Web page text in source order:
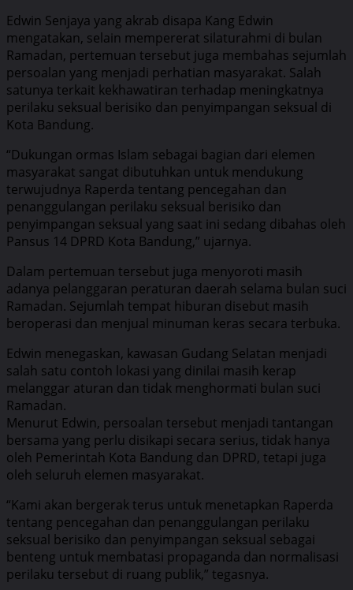
Edwin Senjaya yang akrab disapa Kang Edwin
mengatakan, selain mempererat silaturahmi di bulan
Ramadan, pertemuan tersebut juga membahas sejumlah
persoalan yang menjadi perhatian masyarakat. Salah
satunya terkait kekhawatiran terhadap meningkatnya
perilaku seksual berisiko dan penyimpangan seksual di
Kota Bandung.
“Dukungan ormas Islam sebagai bagian dari elemen
masyarakat sangat dibutuhkan untuk mendukung
terwujudnya Raperda tentang pencegahan dan
penanggulangan perilaku seksual berisiko dan
penyimpangan seksual yang saat ini sedang dibahas oleh
Pansus 14 DPRD Kota Bandung,” ujarnya.
Dalam pertemuan tersebut juga menyoroti masih
adanya pelanggaran peraturan daerah selama bulan suci
Ramadan. Sejumlah tempat hiburan disebut masih
beroperasi dan menjual minuman keras secara terbuka.
Edwin menegaskan, kawasan Gudang Selatan menjadi
salah satu contoh lokasi yang dinilai masih kerap
melanggar aturan dan tidak menghormati bulan suci
Ramadan.
Menurut Edwin, persoalan tersebut menjadi tantangan
bersama yang perlu disikapi secara serius, tidak hanya
oleh Pemerintah Kota Bandung dan DPRD, tetapi juga
oleh seluruh elemen masyarakat.
“Kami akan bergerak terus untuk menetapkan Raperda
tentang pencegahan dan penanggulangan perilaku
seksual berisiko dan penyimpangan seksual sebagai
benteng untuk membatasi propaganda dan normalisasi
perilaku tersebut di ruang publik,” tegasnya.